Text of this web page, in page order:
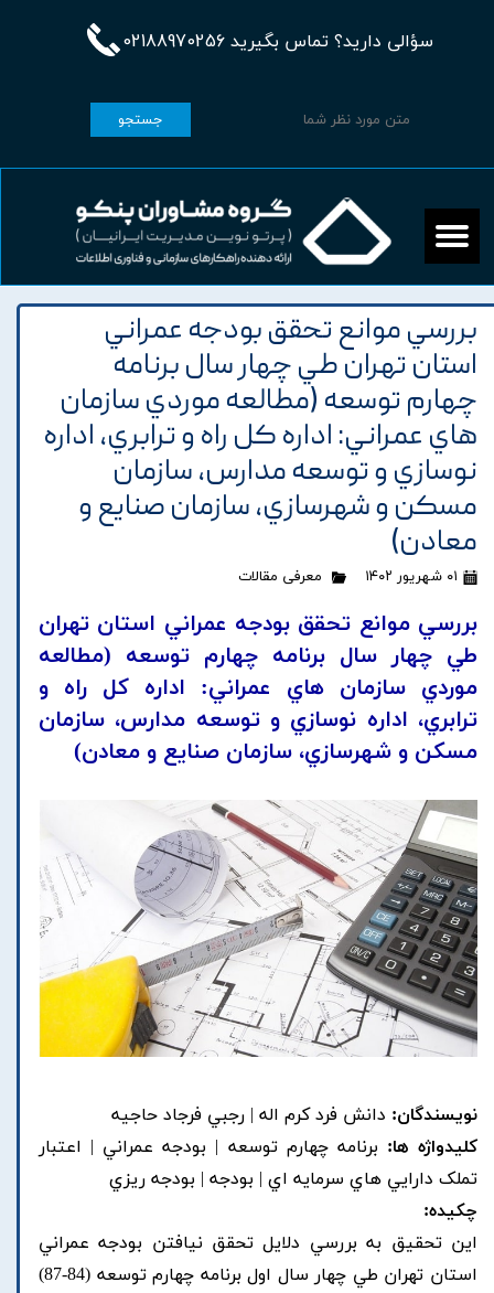
سؤالی دارید؟ تماس بگیرید 02188970256
جستجو
بررسي موانع تحقق بودجه عمراني
استان تهران طي چهار سال برنامه
چهارم توسعه (مطالعه موردي سازمان
هاي عمراني: اداره کل راه و ترابري، اداره
نوسازي و توسعه مدارس، سازمان
مسکن و شهرسازي، سازمان صنايع و
معادن)
۰۱ شهریور ۱۴۰۲ معرفی مقالات
بررسي موانع تحقق بودجه عمراني استان تهران
طي چهار سال برنامه چهارم توسعه (مطالعه
موردي سازمان هاي عمراني: اداره کل راه و
ترابري، اداره نوسازي و توسعه مدارس، سازمان
مسکن و شهرسازي، سازمان صنايع و معادن)
نویسندگان: دانش فرد کرم اله | رجبي فرجاد حاجيه
کلیدواژه ها: برنامه چهارم توسعه | بودجه عمراني | اعتبار
تملک دارايي هاي سرمايه اي | بودجه | بودجه ريزي
چکیده:
اين تحقيق به بررسي دلايل تحقق نيافتن بودجه عمراني
استان تهران طي چهار سال اول برنامه چهارم توسعه (84-87)